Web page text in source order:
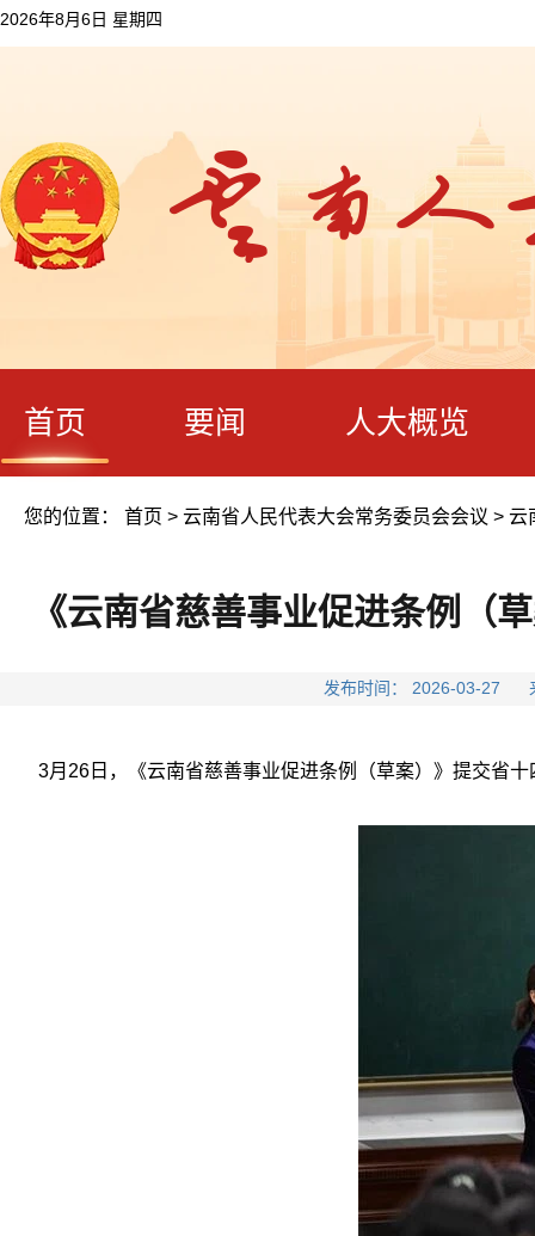
2026年8月6日 星期四
首页 要闻 人大概览
您的位置： 首页 > 云南省人民代表大会常务委员会会议 > 云
《云南省慈善事业促进条例（
发布时间： 2026-03-27
3月26日，《云南省慈善事业促进条例（草案）》提交省